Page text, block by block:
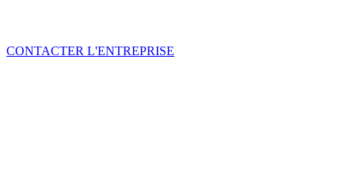
CONTACTER L'ENTREPRISE